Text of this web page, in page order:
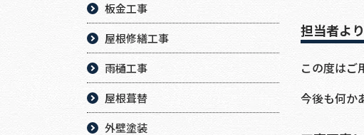
担当者より
この度はご
今後も何か
板金工事
屋根修繕工事
雨樋工事
屋根葺替
外壁塗装